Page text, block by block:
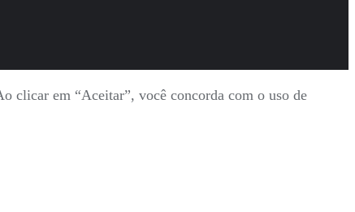
clicar em “Aceitar”, você concorda com o uso de